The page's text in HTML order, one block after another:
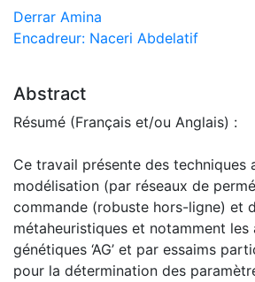
Derrar Amina
Encadreur: Naceri Abdelatif
Abstract
Résumé (Français et/ou Anglais) :
Ce travail présente des techniques
modélisation (par réseaux de
commande (robuste hors-ligne) et
métaheuristiques et notamment les
génétiques ‘AG’ et par essaims
pour la détermination des